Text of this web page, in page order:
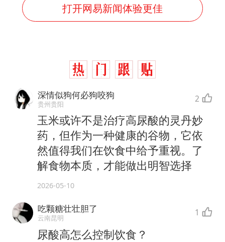
打开网易新闻体验更佳
深情似狗何必狗咬狗
贵州贵阳 2
玉米或许不是治疗高尿酸的灵丹妙
药，但作为一种健康的谷物，它依
然值得我们在饮食中给予重视。了
解食物本质，才能做出明智选择
2026-05-10
吃颗糖壮壮胆了
云南昆明 1
尿酸高怎么控制饮食？